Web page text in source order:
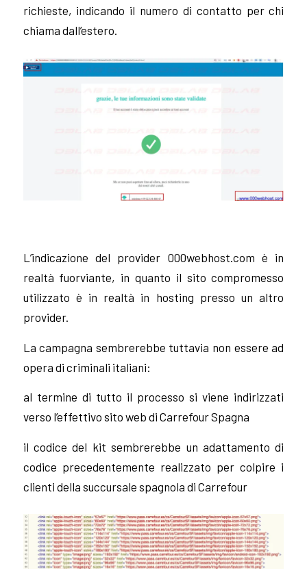
richieste, indicando il numero di contatto per chi
chiama dall’estero.
L’indicazione del provider 000webhost.com è in
realtà fuorviante, in quanto il sito compromesso
utilizzato è in realtà in hosting presso un altro
provider.
La campagna sembrerebbe tuttavia non essere ad
opera di criminali italiani:
al termine di tutto il processo si viene indirizzati
verso l’effettivo sito web di Carrefour Spagna
il codice del kit sembrerebbe un adattamento di
codice precedentemente realizzato per colpire i
clienti della succursale spagnola di Carrefour